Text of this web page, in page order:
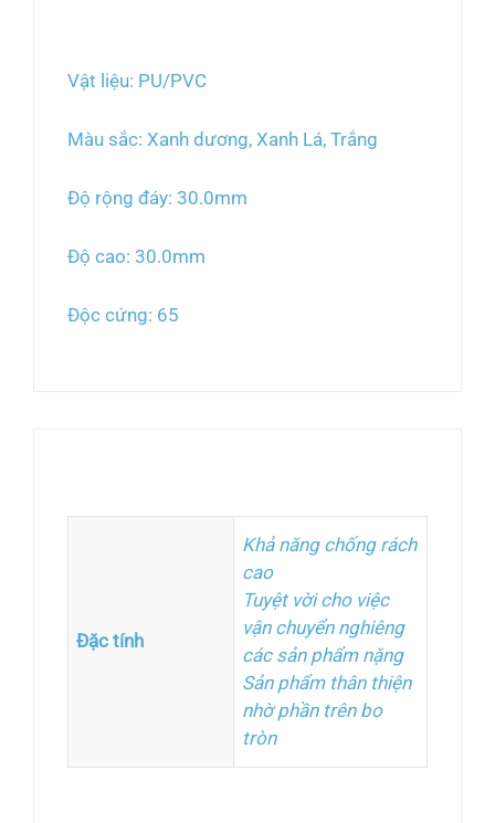
Vật liệu: PU/PVC
Màu sắc: Xanh dương, Xanh Lá, Trắng
Độ rộng đáy: 30.0mm
Độ cao: 30.0mm
Độc cứng: 65
Đặc tính
Khả năng chống rách
cao
Tuyệt vời cho việc
vận chuyển nghiêng
các sản phẩm nặng
Sản phẩm thân thiện
nhờ phần trên bo
tròn